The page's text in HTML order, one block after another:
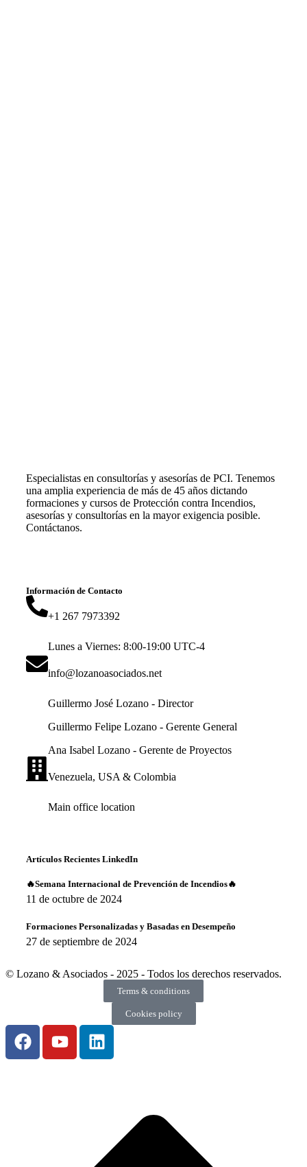
Especialistas en consultorías y asesorías de PCI. Tenemos
una amplia experiencia de más de 45 años dictando
formaciones y cursos de Protección contra Incendios,
asesorías y consultorías en la mayor exigencia posible.
Contáctanos.
Información de Contacto
+1 267 7973392
Lunes a Viernes: 8:00-19:00 UTC-4
info@lozanoasociados.net
Guillermo José Lozano - Director
Guillermo Felipe Lozano - Gerente General
Ana Isabel Lozano - Gerente de Proyectos
Venezuela, USA & Colombia
Main office location
Artículos Recientes LinkedIn
🔥Semana Internacional de Prevención de Incendios🔥
11 de octubre de 2024
Formaciones Personalizadas y Basadas en Desempeño
27 de septiembre de 2024
© Lozano & Asociados - 2025 - Todos los derechos reservados.
Terms & conditions
Cookies policy